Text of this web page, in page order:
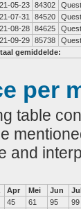
05-23 84302
07-31
84520
08-28 84625
09-29 85738
gemiddelde:
per
table
and
Apr Mei Jun
45 61 95 99